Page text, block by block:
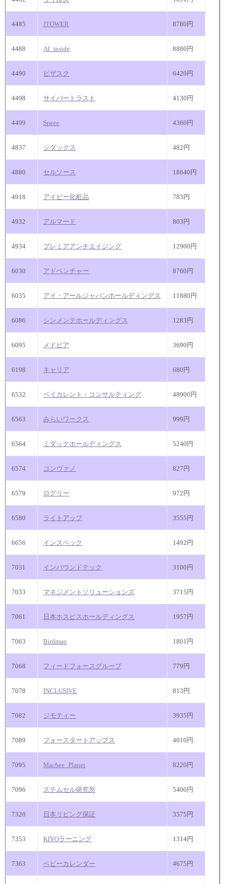
4485 JTOWER 8780円
4488 AI_inside 8880円
4490 ビザスク 6420円
4498 サイバートラスト 4130円
4499 Speee 4360円
4837 シダックス 482円
4880 セルソース 18640円
4918 アイビー化粧品 783円
4932 アルマード 803円
4934 プレミアアンチエイジング 12900円
6030 アドベンチャー 8760円
6035 アイ・アールジャパンホールディングス 11880円
6086 シンメンテホールディングス 1283円
6095 メドピア 3690円
6198 キャリア 680円
6532 ベイカレント・コンサルティング 48900円
6563 みらいワークス 999円
6564 ミダックホールディングス 5240円
6574 コンヴァノ 827円
6579 ログリー 972円
6580 ライトアップ 3555円
6656 インスペック 1492円
7031 インバウンドテック 3100円
7033 マネジメントソリューションズ 3715円
7061 日本ホスピスホールディングス 1957円
7063 Birdman 1801円
7068 フィードフォースグループ 779円
7078 INCLUSIVE 813円
7082 ジモティー 3935円
7089 フォースタートアップス 4010円
7095 Macbee_Planet 8220円
7096 ステムセル研究所 5400円
7320 日本リビング保証 3575円
7353 KIYOラーニング 1314円
7363 ベビーカレンダー 4675円